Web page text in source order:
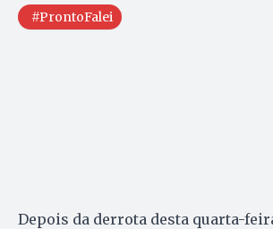
#ProntoFalei
Depois da derrota desta quarta-